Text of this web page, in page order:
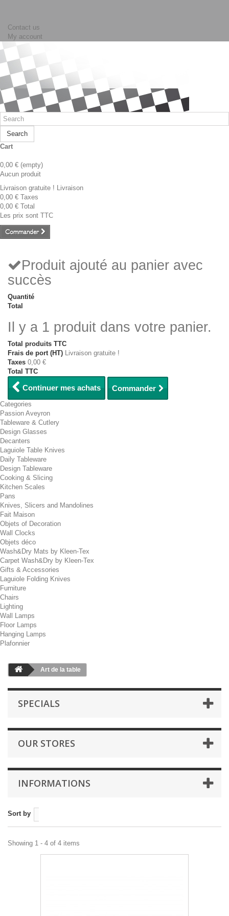
Contact us
My account
Search
Cart
0,00 € (empty)
Aucun produit
Livraison gratuite ! Livraison
0,00 € Taxes
0,00 € Total
Les prix sont TTC
Commander
Produit ajouté au panier avec
succès
Quantité
Total
Il y a 1 produit dans votre panier.
Total produits TTC
Frais de port (HT) Livraison gratuite !
Taxes 0,00 €
Total TTC
Continuer mes achats Commander
Categories
Passion Aveyron
Tableware & Cutlery
Design Glasses
Decanters
Laguiole Table Knives
Daily Tableware
Design Tableware
Cooking & Slicing
Kitchen Scales
Pans
Knives, Slicers and Mandolines
Fait Maison
Objets of Decoration
Wall Clocks
Objets déco
Wash&Dry Mats by Kleen-Tex
Carpet Wash&Dry by Kleen-Tex
Gifts & Accessories
Laguiole Folding Knives
Furniture
Chairs
Lighting
Wall Lamps
Floor Lamps
Hanging Lamps
Plafonnier
Art de la table
SPECIALS
OUR STORES
INFORMATIONS
Sort by
Showing 1 - 4 of 4 items